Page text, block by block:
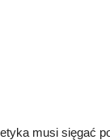
musi sięgać